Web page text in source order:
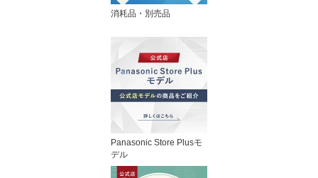
消耗品・別売品
Panasonic Store Plusモ
デル